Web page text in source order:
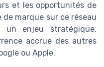
et les opportunités de
de marque sur ce réseau
un enjeu stratégique,
accrue des autres
ou Apple.